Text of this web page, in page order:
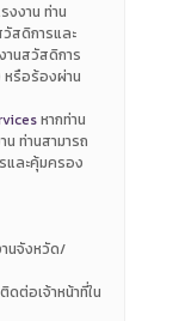
งงาน ท่าน
สดิการและ
นสวัสดิการ
หรือร้องผ่าน
หากท่าน
ท่านสามารถ
และคุ้มครอง
นจังหวัด/
ต่อเจ้าหน้าที่ใน